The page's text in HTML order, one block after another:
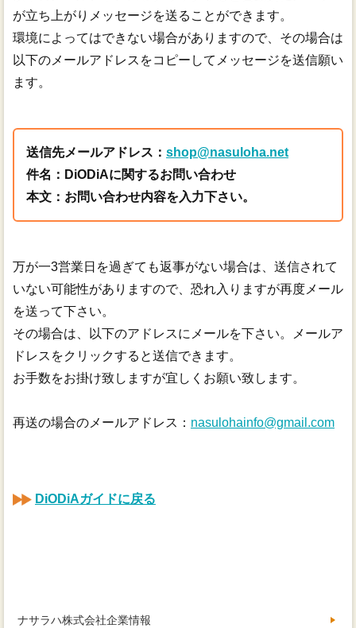
が立ち上がりメッセージを送ることができます。
環境によってはできない場合がありますので、その場合は
以下のメールアドレスをコピーしてメッセージを送信願い
ます。
送信先メールアドレス： shop@nasuloha.net
件名：DiODiAに関するお問い合わせ
本文：お問い合わせ内容を入力下さい。
万が一3営業日を過ぎても返事がない場合は、送信されて
いない可能性がありますので、恐れ入りますが再度メール
を送って下さい。
その場合は、以下のアドレスにメールを下さい。メールア
ドレスをクリックすると送信できます。
お手数をお掛け致しますが宜しくお願い致します。
再送の場合のメールアドレス： nasulohainfo@gmail.com
DiODiAガイドに戻る
ナサラハ株式会社企業情報